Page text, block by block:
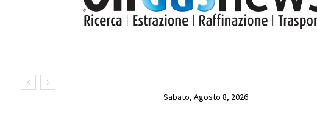
Sabato, Agosto 8, 2026